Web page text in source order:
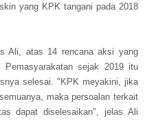
yang KPK tangani pada 2018
Ali, atas 14 rencana aksi yang
Pemasyarakatan sejak 2019 itu
selesai. "KPK meyakini, jika
maka persoalan terkait
dapat diselesaikan", jelas Ali